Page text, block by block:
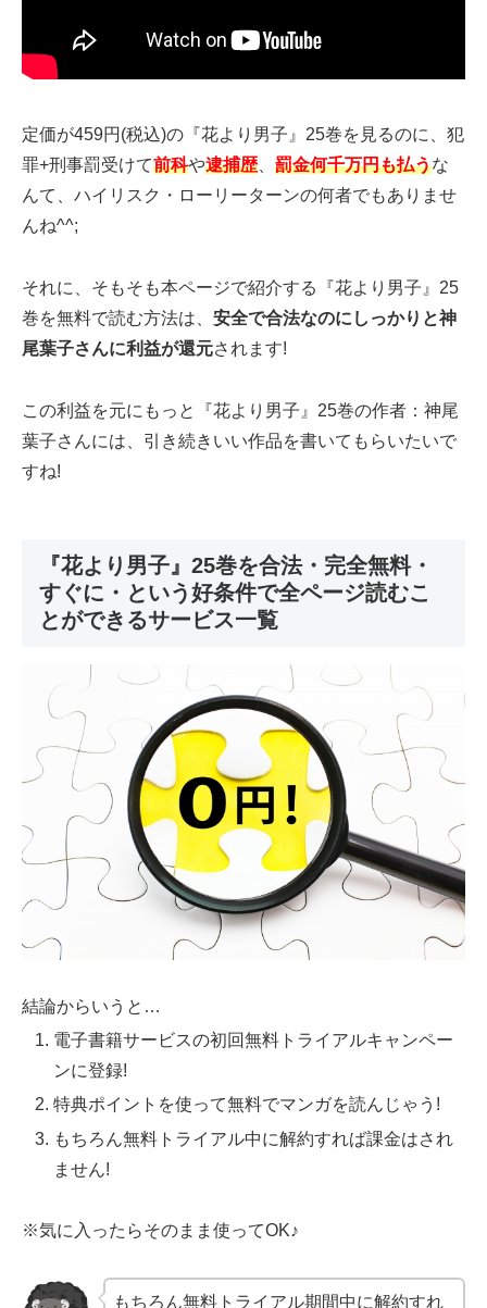
定価が459円(税込)の『花より男子』25巻を見るのに、犯
罪+刑事罰受けて前科や逮捕歴、 罰金何千万円も払うな
んて、ハイリスク・ローリーターンの何者でもありませ
んね^^;
それに、そもそも本ページで紹介する『花より男子』25
巻を無料で読む方法は、 安全で合法なのにしっかりと神
尾葉子さんに利益が還元されます!
この利益を元にもっと『花より男子』25巻の作者：神尾
葉子さんには、引き続きいい作品を書いてもらいたいで
すね!
『花より男子』25巻を合法・完全無料・
すぐに・という好条件で全ページ読むこ
とができるサービス一覧
結論からいうと…
電子書籍サービスの初回無料トライアルキャンペー
ンに登録!
特典ポイントを使って無料でマンガを読んじゃう!
もちろん無料トライアル中に解約すれば課金はされ
ません!
※気に入ったらそのまま使ってOK♪
もちろん無料トライアル期間中に解約すれ